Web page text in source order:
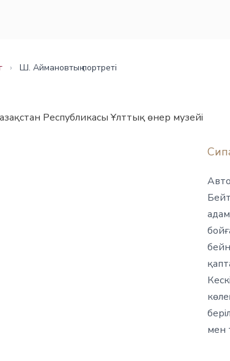
› Ш. Аймановтың портреті
Республикасы Ұлттық өнер музейі
мен